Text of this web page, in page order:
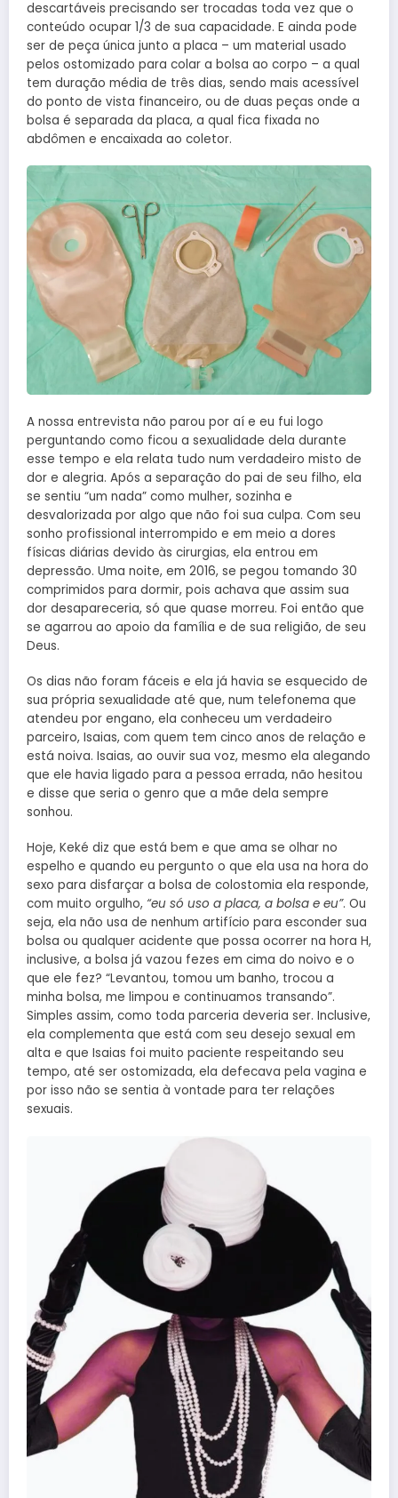
descartáveis precisando ser trocadas toda vez que o
conteúdo ocupar 1/3 de sua capacidade. E ainda pode
ser de peça única junto a placa – um material usado
pelos ostomizado para colar a bolsa ao corpo – a qual
tem duração média de três dias, sendo mais acessível
do ponto de vista financeiro, ou de duas peças onde a
bolsa é separada da placa, a qual fica fixada no
abdômen e encaixada ao coletor.
A nossa entrevista não parou por aí e eu fui logo
perguntando como ficou a sexualidade dela durante
esse tempo e ela relata tudo num verdadeiro misto de
dor e alegria. Após a separação do pai de seu filho, ela
se sentiu “um nada” como mulher, sozinha e
desvalorizada por algo que não foi sua culpa. Com seu
sonho profissional interrompido e em meio a dores
físicas diárias devido às cirurgias, ela entrou em
depressão. Uma noite, em 2016, se pegou tomando 30
comprimidos para dormir, pois achava que assim sua
dor desapareceria, só que quase morreu. Foi então que
se agarrou ao apoio da família e de sua religião, de seu
Deus.
Os dias não foram fáceis e ela já havia se esquecido de
sua própria sexualidade até que, num telefonema que
atendeu por engano, ela conheceu um verdadeiro
parceiro, Isaias, com quem tem cinco anos de relação e
está noiva. Isaias, ao ouvir sua voz, mesmo ela alegando
que ele havia ligado para a pessoa errada, não hesitou
e disse que seria o genro que a mãe dela sempre
sonhou.
Hoje, Keké diz que está bem e que ama se olhar no
espelho e quando eu pergunto o que ela usa na hora do
sexo para disfarçar a bolsa de colostomia ela responde,
com muito orgulho, “eu só uso a placa, a bolsa e eu”. Ou
seja, ela não usa de nenhum artifício para esconder sua
bolsa ou qualquer acidente que possa ocorrer na hora H,
inclusive, a bolsa já vazou fezes em cima do noivo e o
que ele fez? “Levantou, tomou um banho, trocou a
minha bolsa, me limpou e continuamos transando”.
Simples assim, como toda parceria deveria ser. Inclusive,
ela complementa que está com seu desejo sexual em
alta e que Isaias foi muito paciente respeitando seu
tempo, até ser ostomizada, ela defecava pela vagina e
por isso não se sentia à vontade para ter relações
sexuais.